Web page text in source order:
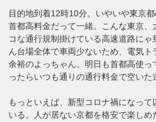
目的地到着12時10分。いやいや東京
首都高料金だって一緒。こんな東京、
コな通行規制掛けている高速道路に
ん台場全体で車両少ないため、電気ト
余裕のよっちゃん。明日も首都高使
ったらいつも通りの通行料金で空いた
もっといえば、新型コロナ禍になっ
いる。人が居ない京都を格安で楽し